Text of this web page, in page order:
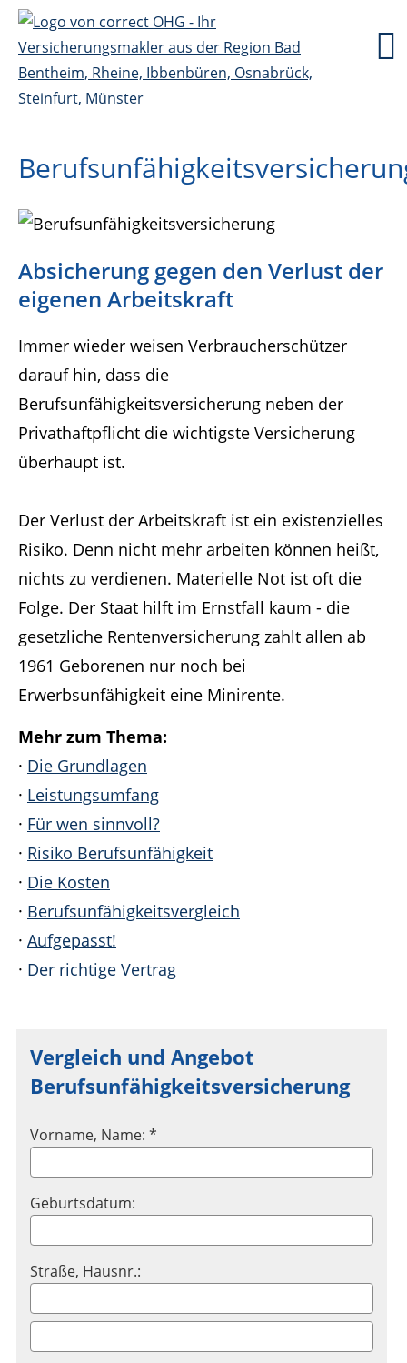
Absicherung gegen den Verlust der
eigenen Arbeitskraft
Immer wieder weisen Verbraucherschützer
darauf hin, dass die
Berufsunfähigkeitsversicherung neben der
Privathaftpflicht die wichtigste Versicherung
überhaupt ist.
Der Verlust der Arbeitskraft ist ein existenzielles
Risiko. Denn nicht mehr arbeiten können heißt,
nichts zu verdienen. Materielle Not ist oft die
Folge. Der Staat hilft im Ernstfall kaum - die
gesetzliche Rentenversicherung zahlt allen ab
1961 Geborenen nur noch bei
Erwerbsunfähigkeit eine Minirente.
Mehr zum Thema:
· Die Grundlagen
· Leistungsumfang
· Für wen sinnvoll?
· Risiko Berufsunfähigkeit
· Die Kosten
· Berufsunfähigkeitsvergleich
· Aufgepasst!
· Der richtige Vertrag
Vergleich und Angebot
Berufsunfähigkeitsversicherung
Vorname, Name: *
Geburtsdatum:
Straße, Hausnr.: